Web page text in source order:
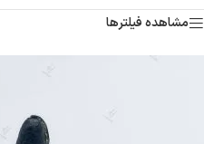
مشاهده فیلترها